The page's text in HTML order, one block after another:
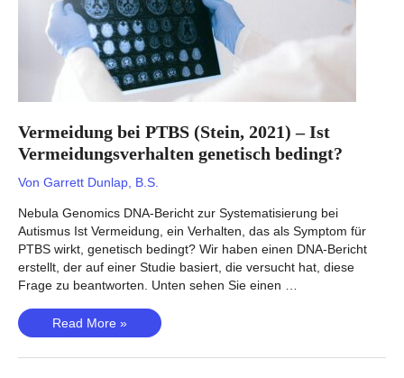
Vermeidung bei PTBS (Stein, 2021) – Ist
Vermeidungsverhalten genetisch bedingt?
Von Garrett Dunlap, B.S.
Nebula Genomics DNA-Bericht zur Systematisierung bei
Autismus Ist Vermeidung, ein Verhalten, das als Symptom für
PTBS wirkt, genetisch bedingt? Wir haben einen DNA-Bericht
erstellt, der auf einer Studie basiert, die versucht hat, diese
Frage zu beantworten. Unten sehen Sie einen …
Vermeidung
bei
PTBS
Read More »